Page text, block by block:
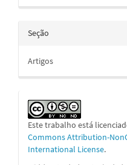
Seção
Artigos
Este trabalho está
Commons Attribution-
International License.